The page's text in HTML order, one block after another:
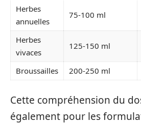
Herbes
annuelles
75-100 ml
Herbes
vivaces
125-150 ml
Broussailles 200-250 ml
Cette compréhension du
également pour les